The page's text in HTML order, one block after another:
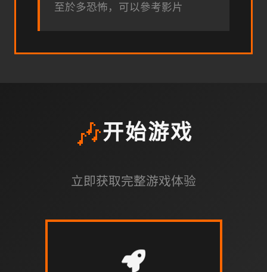
至於多恐怖，可以參考影片
🎶开始游戏
立即获取完整游戏体验